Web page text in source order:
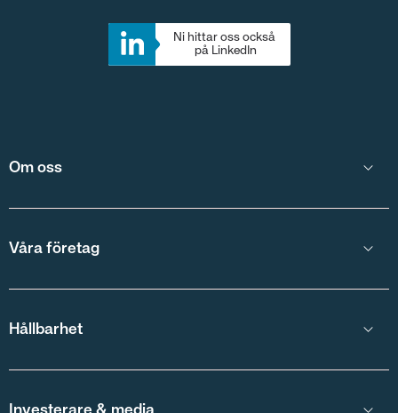
Ni hittar oss också
på LinkedIn
Om oss
Våra företag
Hållbarhet